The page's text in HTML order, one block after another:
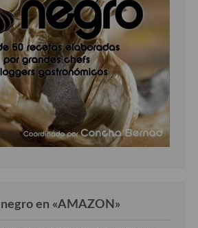
en «AMAZON»